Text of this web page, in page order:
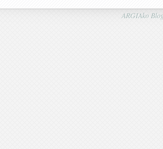
ARGIAko